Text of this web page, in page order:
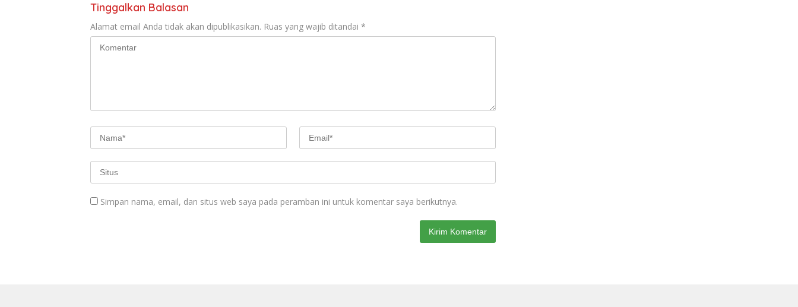
Tinggalkan Balasan
Alamat email Anda tidak akan dipublikasikan. Ruas yang wajib ditandai *
Simpan nama, email, dan situs web saya pada peramban ini untuk komentar saya berikutnya.